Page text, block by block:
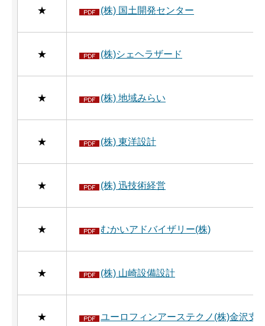
★ (株) 国土開発センター
★ (株)シェヘラザード
★ (株) 地域みらい
★ (株) 東洋設計
★ (株) 迅技術経営
★ むかいアドバイザリー(株)
★ (株) 山崎設備設計
★ ユーロフィンアーステクノ(株)金沢支